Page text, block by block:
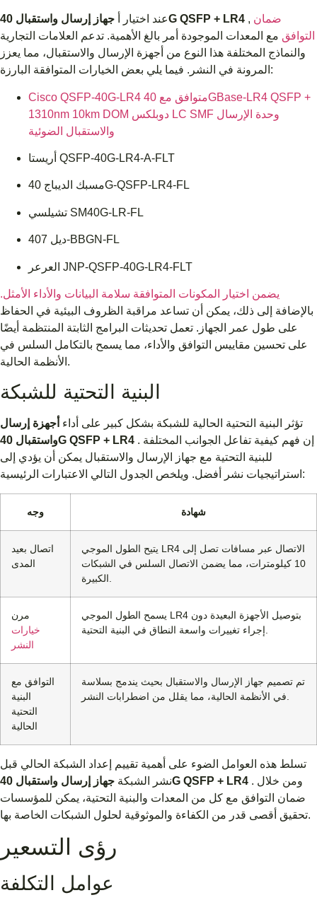
عند اختيار أجهاز إرسال واستقبال 40G QSFP + LR4 , ضمان
التوافق مع المعدات الموجودة أمر بالغ الأهمية. تدعم العلامات التجارية
والنماذج المختلفة هذا النوع من أجهزة الإرسال والاستقبال، مما يعزز
المرونة في النشر. فيما يلي بعض الخيارات المتوافقة البارزة:
Cisco QSFP-40G-LR4 متوافق مع 40GBase-LR4 QSFP +
1310nm 10km DOM دوبلكس LC SMF وحدة الإرسال
أريستا QSFP-40G-LR4-A-FLT
مسبك الديباج 40G-QSFP-LR4-FL
تشيلسي SM40G-LR-FL
ديل 407-BBGN-FL
العرعر JNP-QSFP-40G-LR4-FLT
يضمن اختيار المكونات المتوافقة سلامة البيانات والأداء الأمثل.
بالإضافة إلى ذلك، يمكن أن تساعد مراقبة الظروف البيئية في الحفاظ
على طول عمر الجهاز. تعمل تحديثات البرامج الثابتة المنتظمة أيضًا
على تحسين مقاييس التوافق والأداء، مما يسمح بالتكامل السلس في
الأنظمة الحالية.
البنية التحتية للشبكة
تؤثر البنية التحتية الحالية للشبكة بشكل كبير على أداء أجهزة إرسال
واستقبال 40G QSFP + LR4 . إن فهم كيفية تفاعل الجوانب المختلفة
للبنية التحتية مع جهاز الإرسال والاستقبال يمكن أن يؤدي إلى
استراتيجيات نشر أفضل. ويلخص الجدول التالي الاعتبارات الرئيسية:
وجه شهادة
اتصال بعيد
المدى
يتيح الطول الموجي LR4 الاتصال عبر مسافات تصل إلى
10 كيلومترات، مما يضمن الاتصال السلس في الشبكات
مرن
خيارات
النشر
يسمح الطول الموجي LR4 بتوصيل الأجهزة البعيدة دون
التوافق مع
البنية
التحتية
الحالية
تم تصميم جهاز الإرسال والاستقبال بحيث يندمج بسلاسة
تسلط هذه العوامل الضوء على أهمية تقييم إعداد الشبكة الحالي قبل
نشر الشبكةجهاز إرسال واستقبال 40G QSFP + LR4 . ومن خلال
ضمان التوافق مع كل من المعدات والبنية التحتية، يمكن للمؤسسات
تحقيق أقصى قدر من الكفاءة والموثوقية لحلول الشبكات الخاصة بها.
رؤى التسعير
عوامل التكلفة